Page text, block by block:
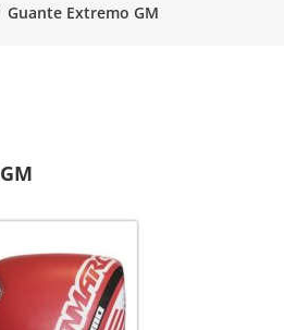
Guante Extremo GM